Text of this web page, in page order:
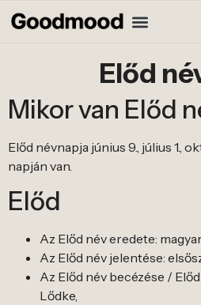
Előd
Mikor van Előd
Előd névnapja június 9., július 1.,
napján van.
Előd
Az Előd név eredete:
Az Előd név jelentése:
Az Előd név becézése /
Lődke,